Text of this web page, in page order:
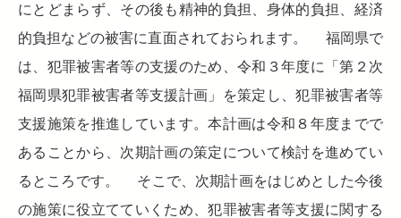
にとどまらず、その後も精神的負担、身体的負担、経済
的負担などの被害に直面されておられます。 福岡県で
は、犯罪被害者等の支援のため、令和３年度に「第２次
福岡県犯罪被害者等支援計画」を策定し、犯罪被害者等
支援施策を推進しています。本計画は令和８年度までで
あることから、次期計画の策定について検討を進めてい
るところです。 そこで、次期計画をはじめとした今後
の施策に役立てていくため、犯罪被害者等支援に関する